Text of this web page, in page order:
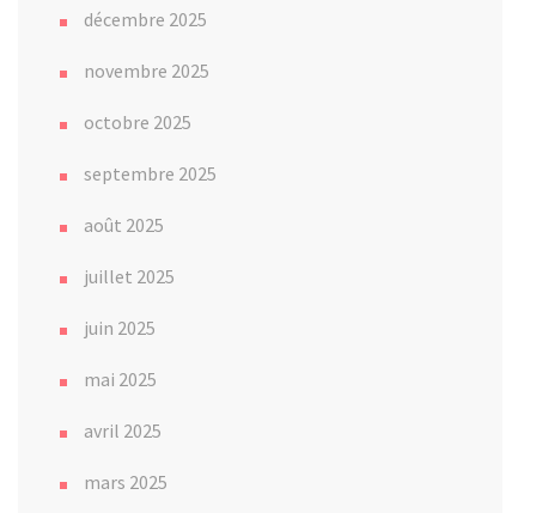
décembre 2025
novembre 2025
octobre 2025
septembre 2025
août 2025
juillet 2025
juin 2025
mai 2025
avril 2025
mars 2025